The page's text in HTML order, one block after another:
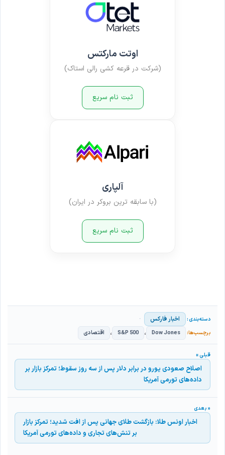
اوتت مارکتس
(شرکت در قرعه کشی رالی استاک)
ثبت نام سریع
آلپاری
(با سابقه ترین بروکر در ایران)
ثبت نام سریع
اخبار فارکس
Dow Jones ، S&P 500 ، اقتصادی
اصلاح صعودی یورو در برابر دلار پس از سه روز سقوط؛ تمرکز بازار بر
داده‌های تورمی آمریکا
اخبار اونس طلا: بازگشت طلای جهانی پس از افت شدید؛ تمرکز بازار
بر تنش‌های تجاری و داده‌های تورمی آمریکا